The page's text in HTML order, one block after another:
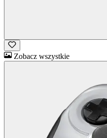
Zobacz wszystkie